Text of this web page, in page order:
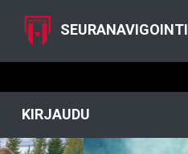
SEURANAVIGOINTI
KIRJAUDU